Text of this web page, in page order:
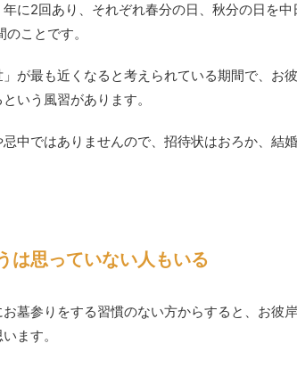
に2回あり、それぞれ春分の日、秋分の日を
ことです。
が最も近くなると考えられている期間で、お
いう風習があります。
中ではありませんので、招待状はおろか、結
は思っていない人もいる
墓参りをする習慣のない方からすると、お彼
ます。